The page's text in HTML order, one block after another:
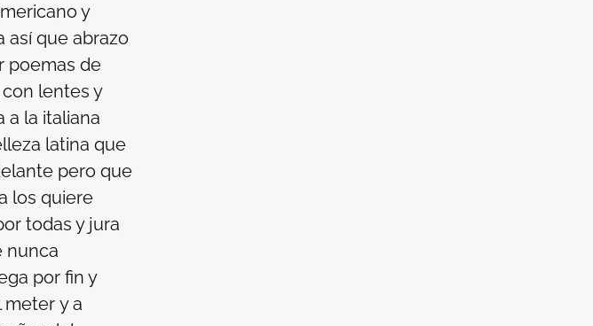
y
así que abrazo
poemas de
lentes y
a la italiana
latina que
pero que
los quiere
todas y jura
nunca
por fin y
meter y a